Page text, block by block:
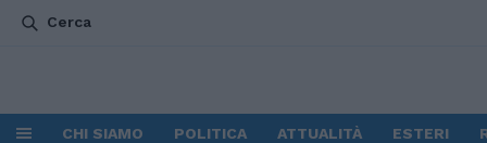
Cerca
CHI SIAMO POLITICA ATTUALITÀ ESTERI